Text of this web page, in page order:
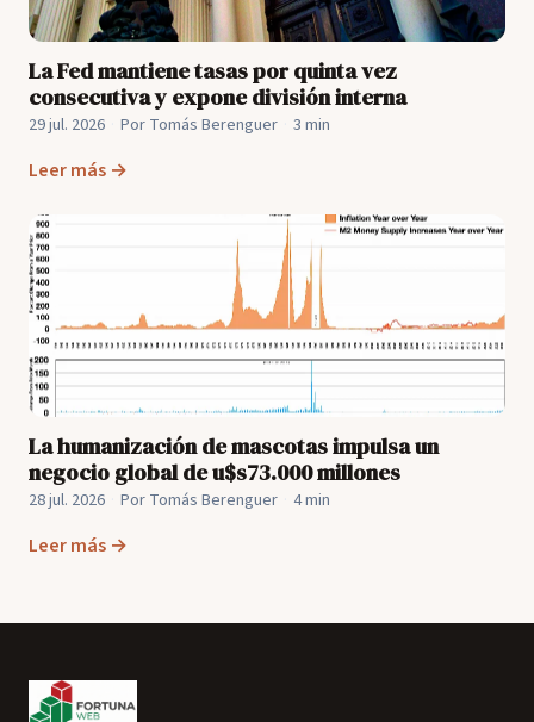
La Fed mantiene tasas por quinta vez
consecutiva y expone división interna
29 jul. 2026 Por Tomás Berenguer 3 min
Leer más →
La humanización de mascotas impulsa un
negocio global de u$s73.000 millones
28 jul. 2026 Por Tomás Berenguer 4 min
Leer más →